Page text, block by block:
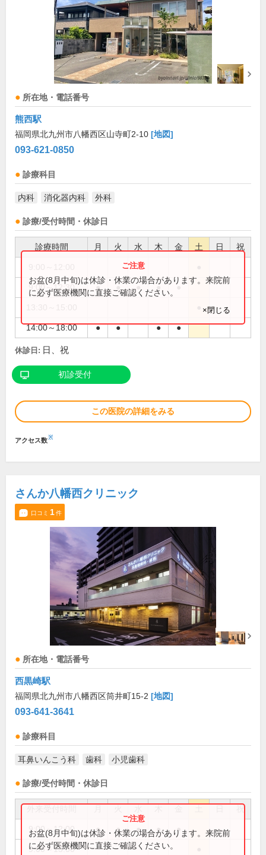
所在地・電話番号
熊西駅
福岡県北九州市八幡西区山寺町2-10 [地図]
093-621-0850
診療科目
内科 消化器内科 外科
診療/受付時間・休診日
診療時間 月 火 水 木 金 土 日 祝
9:00～12:30 ● ● ● ● ●
14:00～18:00 ● ● ● ●
お盆(8月中旬)は休診・休業の場合があります。来院前
に必ず医療機関に直接ご確認ください。
×閉じる
休診日: 日、祝
初診受付
この医院の詳細をみる
アクセス数※
さんか八幡西クリニック
口コミ 1件
所在地・電話番号
西黒崎駅
福岡県北九州市八幡西区筒井町15-2 [地図]
093-641-3641
診療科目
耳鼻いんこう科 歯科 小児歯科
診療/受付時間・休診日
祝
9:00～12:00 ● ● ● ● ●
9:00～13:00
お盆(8月中旬)は休診・休業の場合があります。来院前
に必ず医療機関に直接ご確認ください。